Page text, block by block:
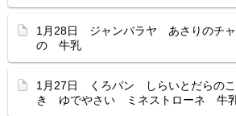
1月28日 ジャンバラヤ あさりのチ
の 牛乳
1月27日 くろパン しらいとだらのこ
き ゆでやさい ミネストローネ 牛